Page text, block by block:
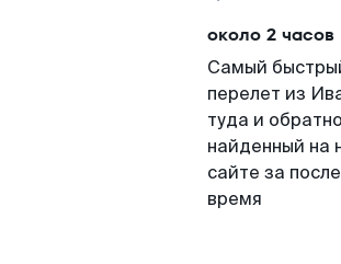
около 2 часов
Самый
перелет из
туда и
найденный на
сайте за
время